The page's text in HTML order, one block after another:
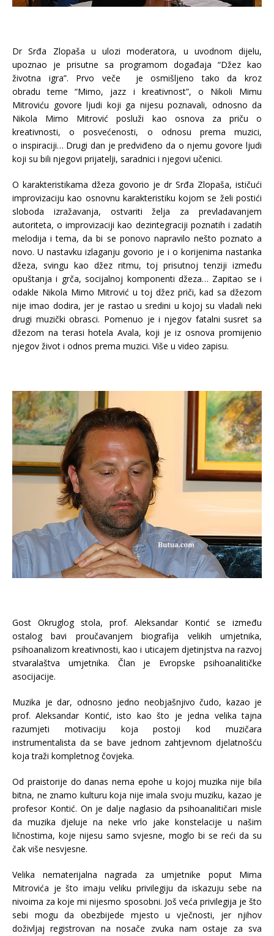
Dr Srđa Zlopaša u ulozi moderatora, u uvodnom dijelu,
upoznao je prisutne sa programom događaja “Džez kao
životna igra”. Prvo veče je osmišljeno tako da kroz
obradu teme “Mimo, jazz i kreativnost”, o Nikoli Mimu
Mitroviću govore ljudi koji ga nijesu poznavali, odnosno da
Nikola Mimo Mitrović posluži kao osnova za priču o
kreativnosti, o posvećenosti, o odnosu prema muzici,
o inspiraciji… Drugi dan je predviđeno da o njemu govore ljudi
koji su bili njegovi prijatelji, saradnici i njegovi učenici.
O karakteristikama džeza govorio je dr Srđa Zlopaša, ističući
improvizaciju kao osnovnu karakteristiku kojom se želi postići
sloboda izražavanja, ostvariti želja za prevladavanjem
autoriteta, o improvizaciji kao dezintegraciji poznatih i zadatih
melodija i tema, da bi se ponovo napravilo nešto poznato a
novo. U nastavku izlaganju govorio je i o korijenima nastanka
džeza, svingu kao džez ritmu, toj prisutnoj tenziji između
opuštanja i grča, socijalnoj komponenti džeza… Zapitao se i
odakle Nikola Mimo Mitrović u toj džez priči, kad sa džezom
nije imao dodira, jer je rastao u sredini u kojoj su vladali neki
drugi muzički obrasci. Pomenuo je i njegov fatalni susret sa
džezom na terasi hotela Avala, koji je iz osnova promijenio
njegov život i odnos prema muzici. Više u video zapisu.
Gost Okruglog stola, prof. Aleksandar Kontić se između
ostalog bavi proučavanjem biografija velikih umjetnika,
psihoanalizom kreativnosti, kao i uticajem djetinjstva na razvoj
stvaralaštva umjetnika. Član je Evropske psihoanalitičke
asocijacije.
Muzika je dar, odnosno jedno neobjašnjivo čudo, kazao je
prof. Aleksandar Kontić, isto kao što je jedna velika tajna
razumjeti motivaciju koja postoji kod muzičara
instrumentalista da se bave jednom zahtjevnom djelatnošću
koja traži kompletnog čovjeka.
Od praistorije do danas nema epohe u kojoj muzika nije bila
bitna, ne znamo kulturu koja nije imala svoju muziku, kazao je
profesor Kontić. On je dalje naglasio da psihoanalitičari misle
da muzika djeluje na neke vrlo jake konstelacije u našim
ličnostima, koje nijesu samo svjesne, moglo bi se reći da su
čak više nesvjesne.
Velika nematerijalna nagrada za umjetnike poput Mima
Mitrovića je što imaju veliku privilegiju da iskazuju sebe na
nivoima za koje mi nijesmo sposobni. Još veća privilegija je što
sebi mogu da obezbijede mjesto u vječnosti, jer njihov
doživljaj registrovan na nosače zvuka nam ostaje za sva